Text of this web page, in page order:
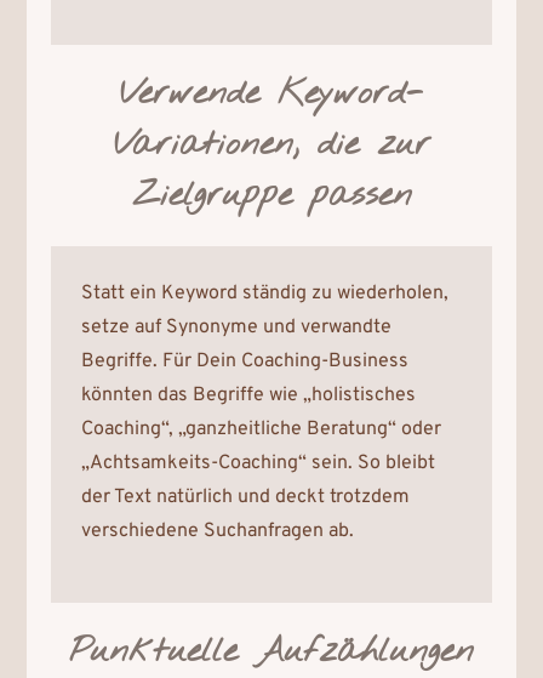
Verwende Keyword-
Variationen, die zur
Zielgruppe passen
Statt ein Keyword ständig zu wiederholen,
setze auf Synonyme und verwandte
Begriffe. Für Dein Coaching-Business
könnten das Begriffe wie „holistisches
Coaching“, „ganzheitliche Beratung“ oder
„Achtsamkeits-Coaching“ sein. So bleibt
der Text natürlich und deckt trotzdem
verschiedene Suchanfragen ab.
Punktuelle Aufzählungen